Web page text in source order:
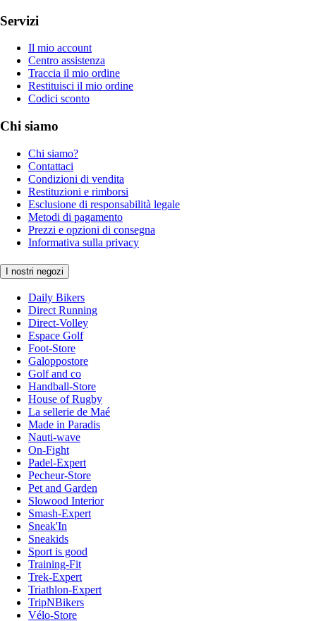
Servizi
Il mio account
Centro assistenza
Traccia il mio ordine
Restituisci il mio ordine
Codici sconto
Chi siamo
Chi siamo?
Contattaci
Condizioni di vendita
Restituzioni e rimborsi
Esclusione di responsabilità legale
Metodi di pagamento
Prezzi e opzioni di consegna
Informativa sulla privacy
I nostri negozi
Daily Bikers
Direct Running
Direct-Volley
Espace Golf
Foot-Store
Galoppostore
Golf and co
Handball-Store
House of Rugby
La sellerie de Maé
Made in Paradis
Nauti-wave
On-Fight
Padel-Expert
Pecheur-Store
Pet and Garden
Slowood Interior
Smash-Expert
Sneak'In
Sneakids
Sport is good
Training-Fit
Trek-Expert
Triathlon-Expert
TripNBikers
Vélo-Store